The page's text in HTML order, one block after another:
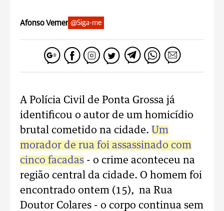
Afonso Verner @Siga-me
A Polícia Civil de Ponta Grossa já
identificou o autor de um homicídio
brutal cometido na cidade. Um
morador de rua foi assassinado com
cinco facadas - o crime aconteceu na
região central da cidade. O homem foi
encontrado ontem (15), na Rua
Doutor Colares - o corpo continua sem